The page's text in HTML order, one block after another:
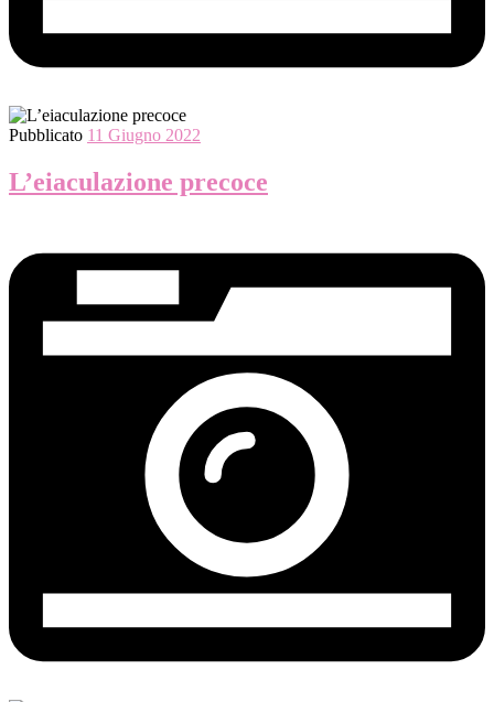
Pubblicato 11 Giugno 2022
L’eiaculazione precoce